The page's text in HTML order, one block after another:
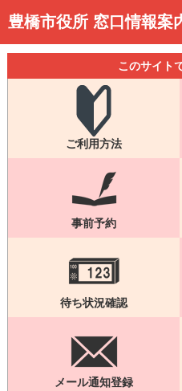
豊橋市役所 窓口情報案
トップページ
ご利用方法
予約状況確認
窓口混雑状況
待ち状況確認
交付状況確認
混雑予想カレンダー
このサイト
ご利用方法
事前予約
待ち状況確認
メール通知登録